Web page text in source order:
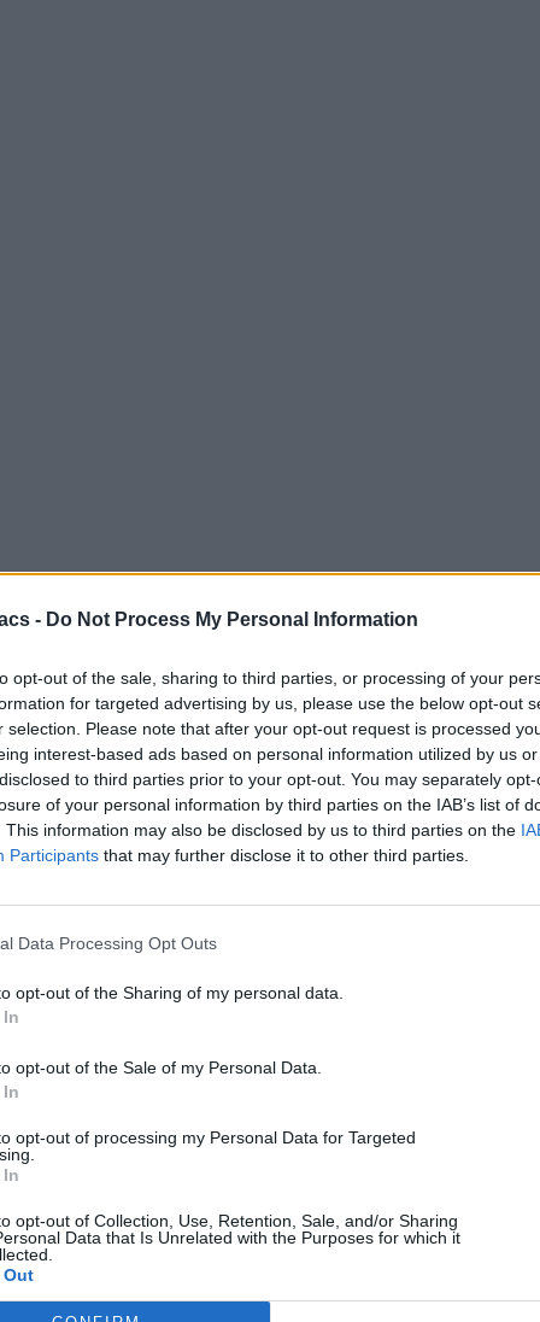
- Do Not Process My Personal Information
opt-out of the sale, sharing to third parties, or processing of your
for targeted advertising by us, please use the below opt-out
selection. Please note that after your opt-out request is processed
interest-based ads based on personal information utilized by us
to third parties prior to your opt-out. You may separately
of your personal information by third parties on the IAB’s list of
This information may also be disclosed by us to third parties on the
Participants that may further disclose it to other third parties.
Data Processing Opt Outs
opt-out of the Sharing of my personal data.
opt-out of the Sale of my Personal Data.
opt-out of processing my Personal Data for Targeted
opt-out of Collection, Use, Retention, Sale, and/or Sharing
Data that Is Unrelated with the Purposes for which it